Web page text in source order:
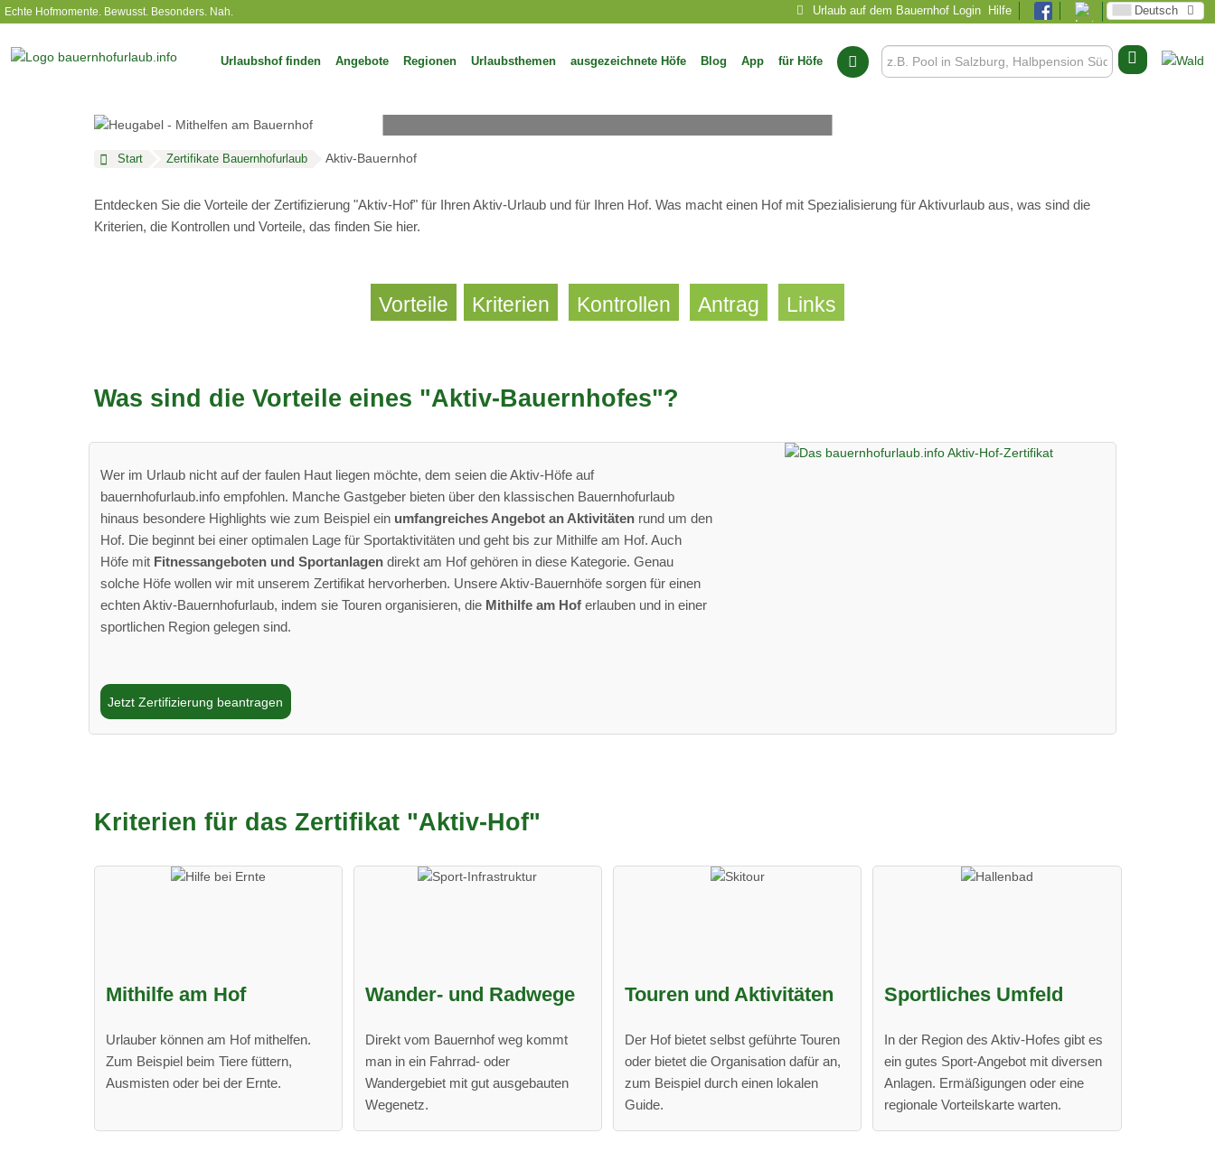
Echte Hofmomente. Bewusst. Besonders. Nah. Urlaub auf dem Bauernhof Login Hilfe Deutsch
Urlaubshof finden Angebote Regionen Urlaubsthemen ausgezeichnete Höfe Blog App für Höfe
Spezialisierte Höfe für Aktivurlaub
Start Zertifikate Bauernhofurlaub Aktiv-Bauernhof
Entdecken Sie die Vorteile der Zertifizierung "Aktiv-Hof" für Ihren Aktiv-Urlaub und für Ihren Hof. Was macht einen Hof mit Spezialisierung für Aktivurlaub aus, was sind die
Kriterien, die Kontrollen und Vorteile, das finden Sie hier.
Vorteile Kriterien Kontrollen Antrag Links
Was sind die Vorteile eines "Aktiv-Bauernhofes"?
Wer im Urlaub nicht auf der faulen Haut liegen möchte, dem seien die Aktiv-Höfe auf
bauernhofurlaub.info empfohlen. Manche Gastgeber bieten über den klassischen Bauernhofurlaub
hinaus besondere Highlights wie zum Beispiel ein umfangreiches Angebot an Aktivitätenrund um den
Hof. Die beginnt bei einer optimalen Lage für Sportaktivitäten und geht bis zur Mithilfe am Hof. Auch
Höfe mit Fitnessangeboten und Sportanlagendirekt am Hof gehören in diese Kategorie. Genau
solche Höfe wollen wir mit unserem Zertifikat hervorherben. Unsere Aktiv-Bauernhöfe sorgen für einen
echten Aktiv-Bauernhofurlaub, indem sie Touren organisieren, die Mithilfe am Hoferlauben und in einer
sportlichen Region gelegen sind.
Jetzt Zertifizierung beantragen
Kriterien für das Zertifikat "Aktiv-Hof"
Mithilfe am Hof
Urlauber können am Hof mithelfen.
Zum Beispiel beim Tiere füttern,
Ausmisten oder bei der Ernte.
Wander- und Radwege
Direkt vom Bauernhof weg kommt
man in ein Fahrrad- oder
Wandergebiet mit gut ausgebauten
Wegenetz.
Touren und Aktivitäten
Der Hof bietet selbst geführte Touren
oder bietet die Organisation dafür an,
zum Beispiel durch einen lokalen
Guide.
Sportliches Umfeld
In der Region des Aktiv-Hofes gibt es
ein gutes Sport-Angebot mit diversen
Anlagen. Ermäßigungen oder eine
regionale Vorteilskarte warten.